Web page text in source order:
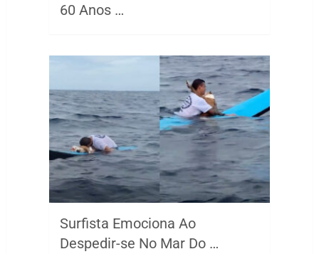
60 Anos …
Surfista Emociona Ao
Despedir-se No Mar Do …